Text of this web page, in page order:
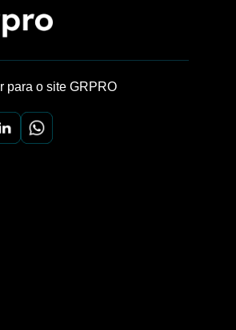
Ir para o site GRPRO